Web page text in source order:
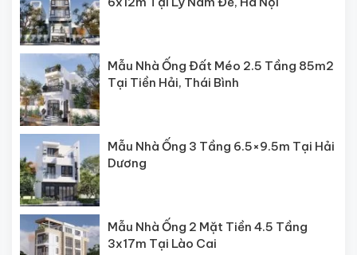
Mẫu Nhà Ống Đất Méo 2.5 Tầng 85m2
Tại Tiền Hải, Thái Bình
Mẫu Nhà Ống 3 Tầng 6.5×9.5m Tại Hải
Dương
Mẫu Nhà Ống 2 Mặt Tiền 4.5 Tầng
3x17m Tại Lào Cai